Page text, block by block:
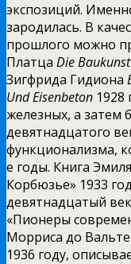
экспозиций.
зародилась. В
прошлого можно
Платца DieBaukunst
Зигфрида Гидиона
UndEisenbeton 1928
железных, а затем
девятнадцатого
функционализма,
е годы. Книга
Корбюзье» 1933
девятнадцатый
«Пионеры
Морриса до
1936 году,